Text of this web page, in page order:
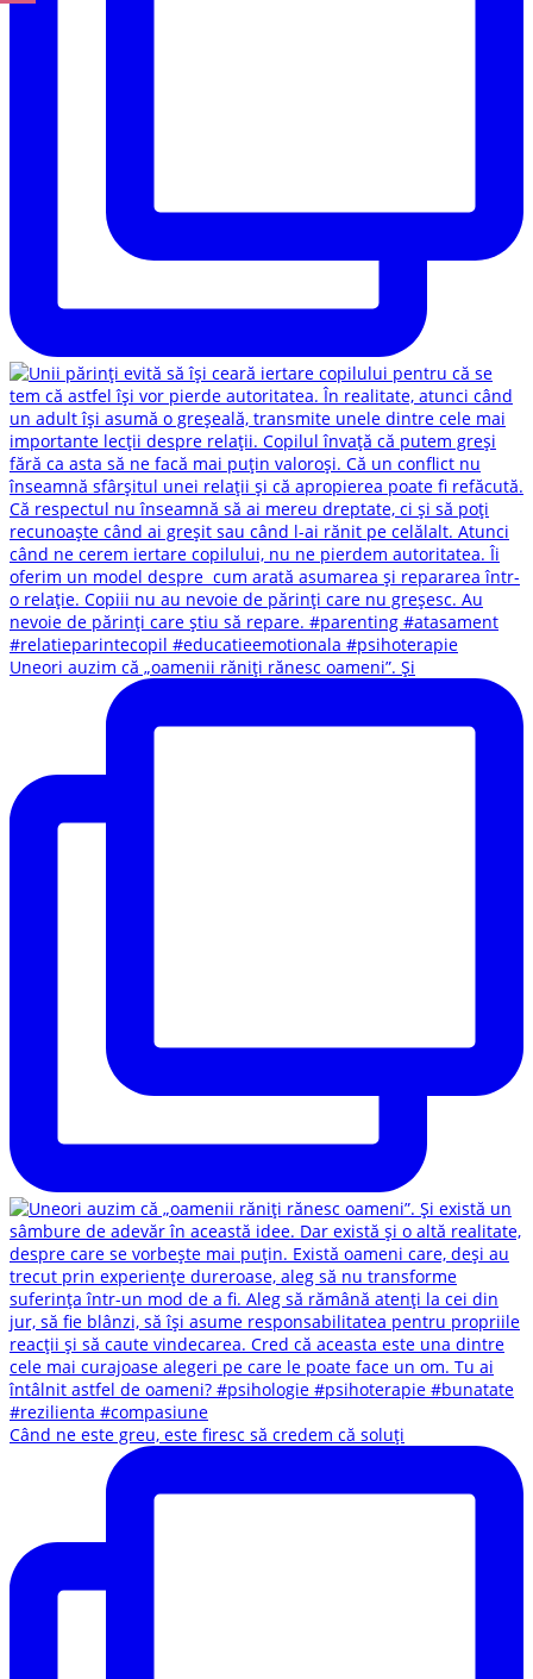
Uneori auzim că „oamenii răniți rănesc oameni”. Și
Când ne este greu, este firesc să credem că soluți